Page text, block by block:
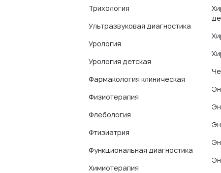
Трихология
Ультразвуковая диагностика
Урология
Урология детская
Фармакология клиническая
Физиотерапия
Флебология
Фтизиатрия
Функциональная диагностика
Химиотерапия